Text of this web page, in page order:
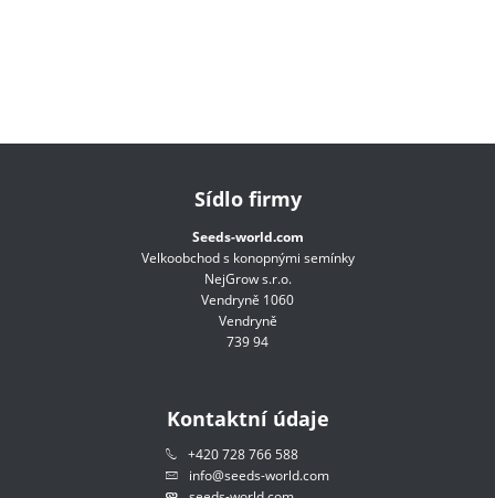
Sídlo firmy
Seeds-world.com
Velkoobchod s konopnými semínky
NejGrow s.r.o.
Vendryně 1060
Vendryně
739 94
Kontaktní údaje
+420 728 766 588
info@seeds-world.com